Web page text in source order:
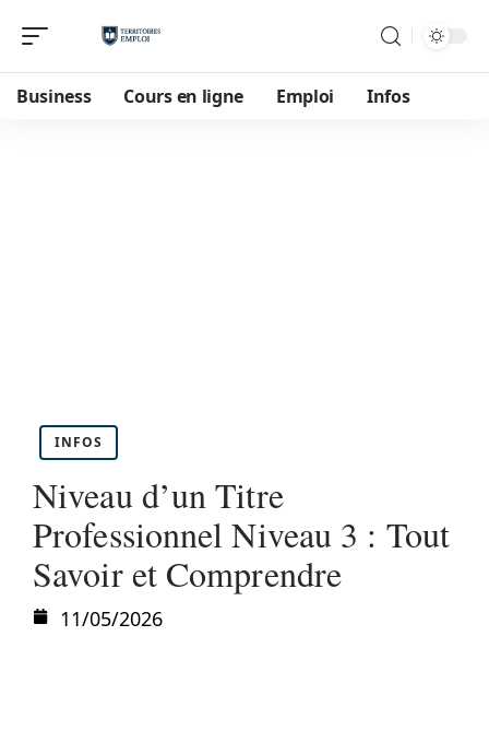
Business Cours en ligne Emploi Infos
INFOS
Niveau d’un Titre
Professionnel Niveau 3 : Tout
Savoir et Comprendre
11/05/2026